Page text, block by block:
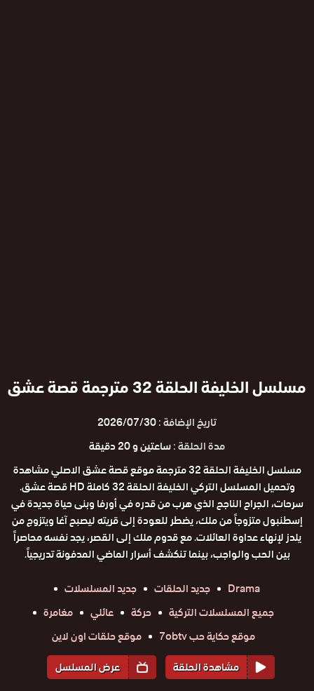
مسلسل الخليفة الحلقة 32 مترجمة قصة عشق
تاريخ الإضافة :2026/07/30
مدة الحلقة :ساعتين و 20 دقيقة
مسلسل الخليفة الحلقة 32 مترجمة موقع قصة عشق الاصلي مشاهدة
وتحميل المسلسل التركي الخليفة الحلقة 32 كاملة HD قصة عشق.
سرحات، الجراح الناجح الذي هرب من قدره في أورفا وبنى حياة جديدة في
إسطنبول متزوجاً من ملك، يضطر للعودة إلى قريته ليصبح آغا ويتزوج من
يلدز لإنهاء عداوة العائلات. مع قدوم ملك إلى القصر، يجد نفسه محاصراً
بين الحب والواجب، بينما تنكشف أسرار الماضي المدفونة تدريجياً.
Drama
جديد الحلقات
جديد المسلسلات
جميع المسلسلات التركية
حركة عائلي
مغامرة
موقع حكاية حب 7obtv
موقع حلقات اون لاين
مشاهدة الحلقة
عرض المسلسل